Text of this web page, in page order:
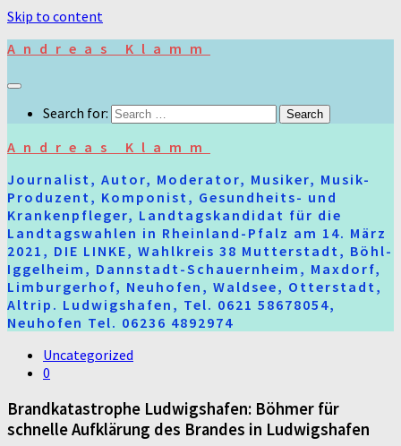
Skip to content
Andreas Klamm
Search for:
Andreas Klamm
Journalist, Autor, Moderator, Musiker, Musik-
Produzent, Komponist, Gesundheits- und
Krankenpfleger, Landtagskandidat für die
Landtagswahlen in Rheinland-Pfalz am 14. März
2021, DIE LINKE, Wahlkreis 38 Mutterstadt, Böhl-
Iggelheim, Dannstadt-Schauernheim, Maxdorf,
Limburgerhof, Neuhofen, Waldsee, Otterstadt,
Altrip. Ludwigshafen, Tel. 0621 58678054,
Neuhofen Tel. 06236 4892974
Uncategorized
0
Brandkatastrophe Ludwigshafen: Böhmer für
schnelle Aufklärung des Brandes in Ludwigshafen